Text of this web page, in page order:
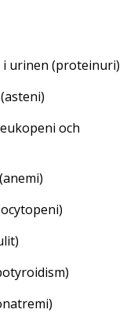
urinen (proteinuri)
(asteni)
och
(anemi)
)